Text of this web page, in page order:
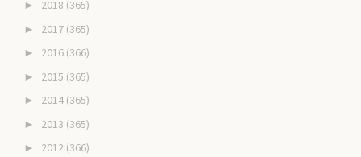
► 2018 (365)
► 2017 (365)
► 2016 (366)
► 2015 (365)
► 2014 (365)
► 2013 (365)
► 2012 (366)